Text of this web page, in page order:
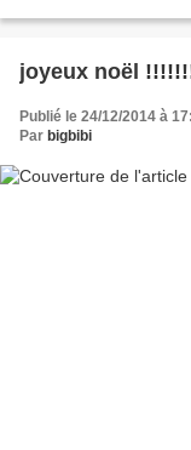
joyeux noël
Publié le 24/12/2014 à
Par bigbibi